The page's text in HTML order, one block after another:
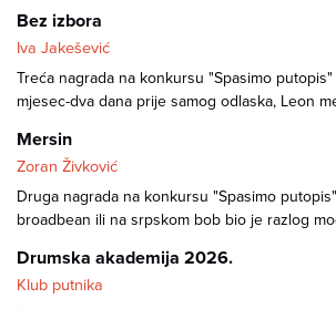
Bez izbora
Iva Jakešević
Treća nagrada na konkursu "Spasimo
mjesec-dva dana prije samog odlaska, Leon
Mersin
Zoran Živković
Druga nagrada na konkursu "Spasimo
broadbean ili na srpskom bob bio je razlog
Drumska akademija 2026.
Klub putnika